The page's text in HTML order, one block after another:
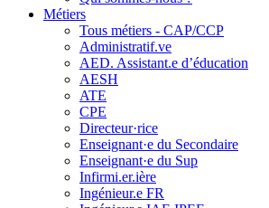
Métiers
Tous métiers - CAP/CCP
Administratif.ve
AED. Assistant.e d’éducation
AESH
ATE
CPE
Directeur·rice
Enseignant·e du Secondaire
Enseignant·e du Sup
Infirmi.er.ière
Ingénieur.e FR